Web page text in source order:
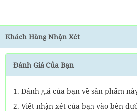
Khách Hàng Nhận Xét
Đánh Giá Của Bạn
1. Đánh giá của bạn về sản phẩm
2. Viết nhận xét của bạn vào bên